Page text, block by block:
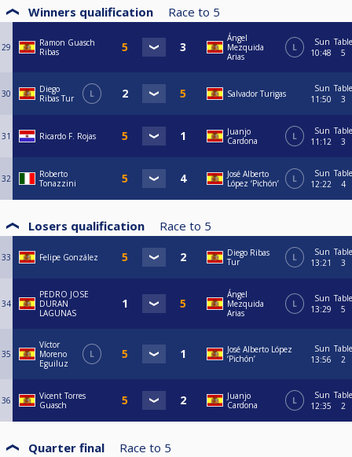
Winners qualification Race to 5
29
Ramon Guasch
Ribas
Ángel
Mezquida
Arias
L
Sun
10:48
Table
5
30
Diego
Ribas Tur
L Salvador Turigas
Sun
11:50
Table
3
31 Ricardo F. Rojas
Juanjo
Cardona
L
Sun
11:12
Table
3
32
Roberto
Tonazzini
José Alberto
López ‘Pichón’
L
Sun
12:22
Table
4
Losers qualification Race to 5
33 Felipe González
Diego Ribas
Tur
L
Sun
13:21
Table
3
34
PEDRO JOSE
DURAN
LAGUNAS
Ángel
Mezquida
Arias
L
Sun
13:29
Table
5
35
Víctor
Moreno
Eguiluz
L
José Alberto López
‘Pichón’
Sun
13:56
Table
2
36
Vicent Torres
Guasch
Juanjo
Cardona
L
Sun
12:35
Table
2
Quarter final Race to 5